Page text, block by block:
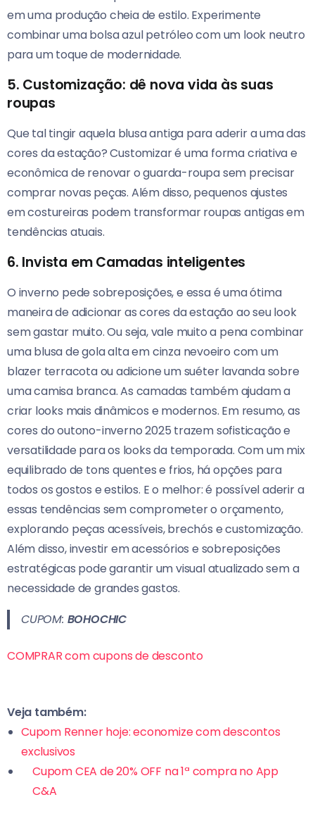
em uma produção cheia de estilo. Experimente
combinar uma bolsa azul petróleo com um look neutro
para um toque de modernidade.
5. Customização: dê nova vida às suas
roupas
Que tal tingir aquela blusa antiga para aderir a uma das
cores da estação? Customizar é uma forma criativa e
econômica de renovar o guarda-roupa sem precisar
comprar novas peças. Além disso, pequenos ajustes
em costureiras podem transformar roupas antigas em
tendências atuais.
6. Invista em Camadas inteligentes
O inverno pede sobreposições, e essa é uma ótima
maneira de adicionar as cores da estação ao seu look
sem gastar muito. Ou seja, vale muito a pena combinar
uma blusa de gola alta em cinza nevoeiro com um
blazer terracota ou adicione um suéter lavanda sobre
uma camisa branca. As camadas também ajudam a
criar looks mais dinâmicos e modernos. Em resumo, as
cores do outono-inverno 2025 trazem sofisticação e
versatilidade para os looks da temporada. Com um mix
equilibrado de tons quentes e frios, há opções para
todos os gostos e estilos. E o melhor: é possível aderir a
essas tendências sem comprometer o orçamento,
explorando peças acessíveis, brechós e customização.
Além disso, investir em acessórios e sobreposições
estratégicas pode garantir um visual atualizado sem a
necessidade de grandes gastos.
CUPOM: BOHOCHIC
COMPRAR com cupons de desconto
Veja também:
Cupom Renner hoje: economize com descontos
exclusivos
Cupom CEA de 20% OFF na 1ª compra no App
C&A